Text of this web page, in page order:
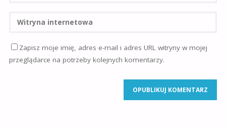
Zapisz moje imię, adres e-mail i adres URL witryny w mojej
przeglądarce na potrzeby kolejnych komentarzy.